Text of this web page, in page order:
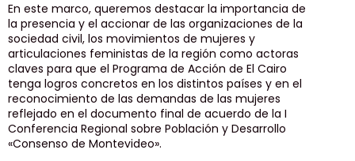
En este marco, queremos destacar la importancia de
la presencia y el accionar de las organizaciones de la
sociedad civil, los movimientos de mujeres y
articulaciones feministas de la región como actoras
claves para que el Programa de Acción de El Cairo
tenga logros concretos en los distintos países y en el
reconocimiento de las demandas de las mujeres
reflejado en el documento final de acuerdo de la I
Conferencia Regional sobre Población y Desarrollo
«Consenso de Montevideo».